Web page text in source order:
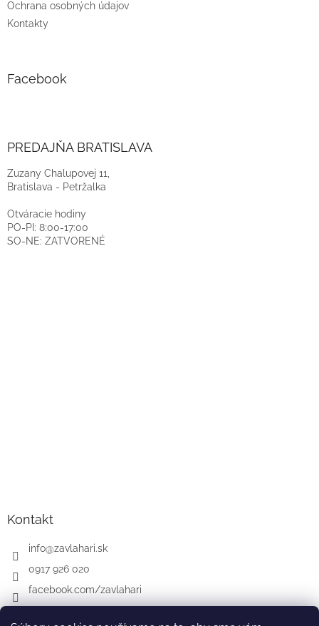
Ochrana osobných údajov
Kontakty
Facebook
PREDAJŇA BRATISLAVA
Zuzany Chalupovej 11,
Bratislava - Petržalka
Otváracie hodiny
PO-PI: 8:00-17:00
SO-NE: ZATVORENÉ
Kontakt
info@zavlahari.sk
0917 926 020
facebook.com/zavlahari